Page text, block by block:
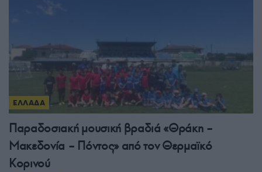
ΕΛΛΑΔΑ
Παραδοσιακή μουσική βραδιά «Θράκη –
Μακεδονία – Πόντος» από τον Θερμαϊκό
Κορινού